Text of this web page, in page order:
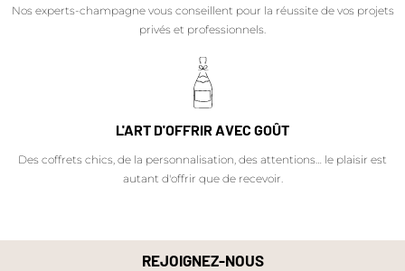
Nos experts-champagne vous conseillent pour la réussite de vos projets
privés et professionnels.
L'ART D'OFFRIR AVEC GOÛT
Des coffrets chics, de la personnalisation, des attentions… le plaisir est
autant d'offrir que de recevoir.
REJOIGNEZ-NOUS